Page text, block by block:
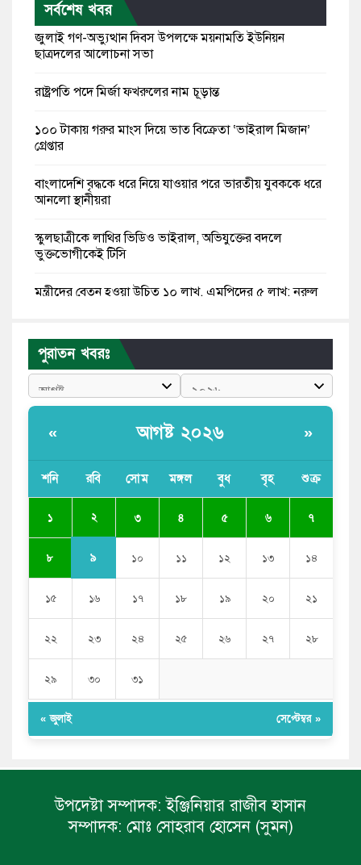
সর্বশেষ খবর
জুলাই গণ-অভ্যুত্থান দিবস উপলক্ষে ময়নামতি ইউনিয়ন
ছাত্রদলের আলোচনা সভা
রাষ্ট্রপতি পদে মির্জা ফখরুলের নাম চূড়ান্ত
১০০ টাকায় গরুর মাংস দিয়ে ভাত বিক্রেতা ‘ভাইরাল মিজান’
গ্রেপ্তার
বাংলাদেশি বৃদ্ধকে ধরে নিয়ে যাওয়ার পরে ভারতীয় যুবককে ধরে
আনলো স্থানীয়রা
স্কুলছাত্রীকে লাথির ভিডিও ভাইরাল, অভিযুক্তের বদলে
ভুক্তভোগীকেই টিসি
মন্ত্রীদের বেতন হওয়া উচিত ১০ লাখ, এমপিদের ৫ লাখ: নুরুল
রাষ্ট্রপতি পদে প্রস্তাব পাননি ড. ইউনূস, বিএনপির বিবেচনায় মির্জা
ফখরুল
আধা কিলোমিটারের কাজ চলছে মাসের পর মাস: কুমিল্লার
পাঠাতেন ইসলামী বিশ্ববিদ্যালয়ের ছাত্রী
এনসিপি নেতা
পুরাতন খবরঃ
« আগষ্ট ২০২৬ »
শনি রবি সোম মঙ্গল বুধ বৃহ শুক্র
১ ২ ৩ ৪ ৫ ৬ ৭
৮ ৯ ১০ ১১ ১২ ১৩ ১৪
১৫ ১৬ ১৭ ১৮ ১৯ ২০ ২১
২২ ২৩ ২৪ ২৫ ২৬ ২৭ ২৮
২৯ ৩০ ৩১
« জুলাই সেপ্টেম্বর »
উপদেষ্টা সম্পাদক: ইঞ্জিনিয়ার রাজীব হাসান
সম্পাদক: মোঃ সোহরাব হোসেন (সুমন)